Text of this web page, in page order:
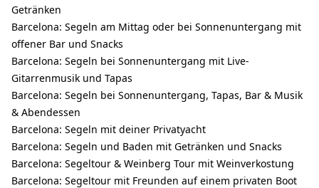
Getränken
Barcelona: Segeln am Mittag oder bei Sonnenuntergang mit
offener Bar und Snacks
Barcelona: Segeln bei Sonnenuntergang mit Live-
Gitarrenmusik und Tapas
Barcelona: Segeln bei Sonnenuntergang, Tapas, Bar & Musik
& Abendessen
Barcelona: Segeln mit deiner Privatyacht
Barcelona: Segeln und Baden mit Getränken und Snacks
Barcelona: Segeltour & Weinberg Tour mit Weinverkostung
Barcelona: Segeltour mit Freunden auf einem privaten Boot